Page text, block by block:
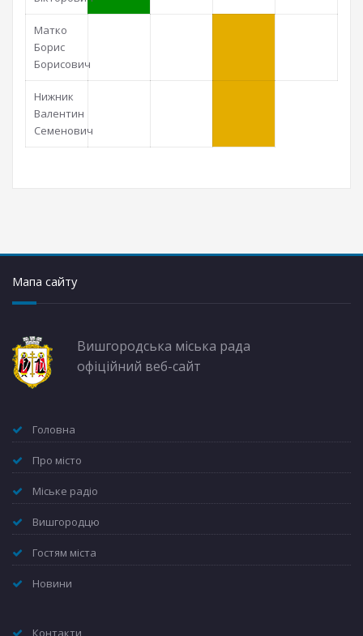
Матко
Борис
Борисович
Нижник
Валентин
Семенович
Мапа сайту
Вишгородська міська рада
офіційний веб-сайт
Головна
Про місто
Міське радіо
Вишгородцю
Гостям міста
Новини
Контакти